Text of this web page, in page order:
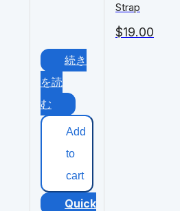
$19.00
Strap
続き
を読
む
Add
to
cart
Quick